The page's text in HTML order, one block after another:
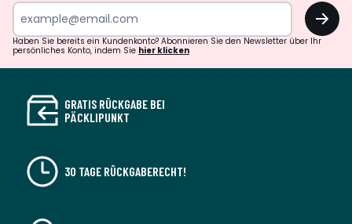
OK
Haben Sie bereits ein Kundenkonto? Abonnieren Sie den Newsletter über Ihr
persönliches Konto, indem Sie hier klicken
GRATIS RÜCKGABE BEI
PÄCKLIPUNKT
30 TAGE RÜCKGABERECHT!